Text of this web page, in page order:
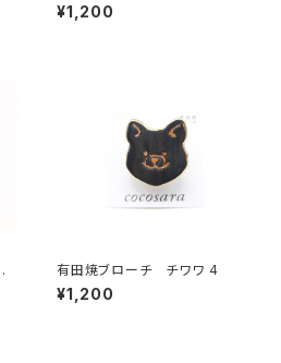
¥1,200
有田焼ブローチ チワワ 4
¥1,200